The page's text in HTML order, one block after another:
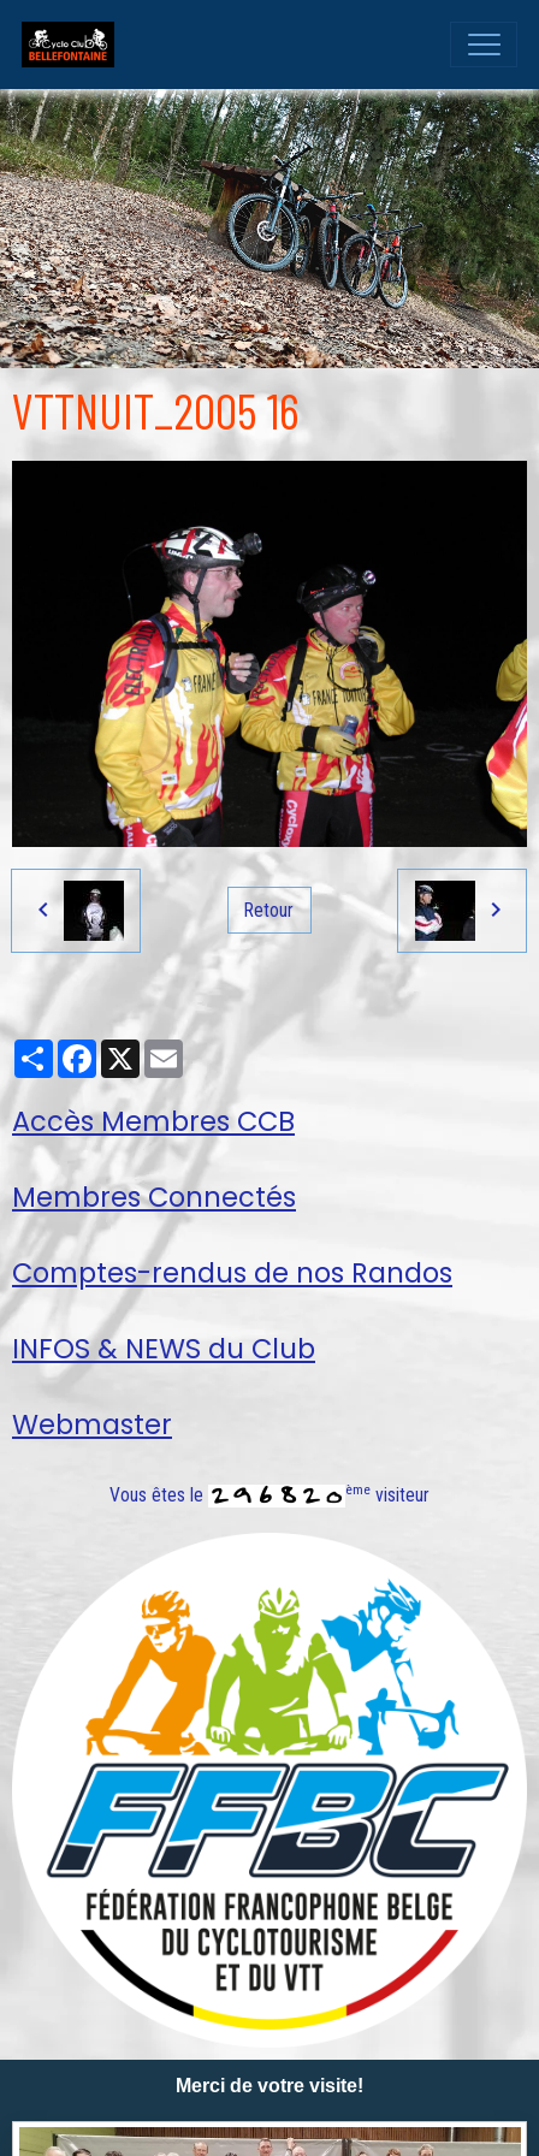
VTTNUIT_2005 16
Retour
PartagerFacebook
X Email
Accès Membres CCB
Membres Connectés
Comptes-rendus de nos Randos
INFOS & NEWS du Club
Webmaster
Vous êtes le ème visiteur
Merci de votre visite!